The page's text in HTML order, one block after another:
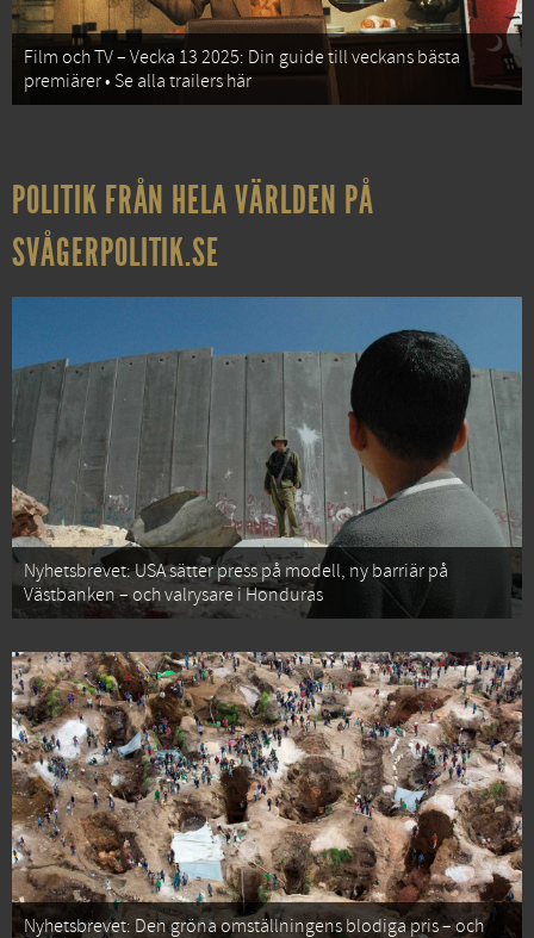
Film och TV – Vecka 13 2025: Din guide till veckans bästa
premiärer • Se alla trailers här
POLITIK FRÅN HELA VÄRLDEN PÅ
SVÅGERPOLITIK.SE
Nyhetsbrevet: USA sätter press på modell, ny barriär på
Västbanken – och valrysare i Honduras
Nyhetsbrevet: Den gröna omställningens blodiga pris – och